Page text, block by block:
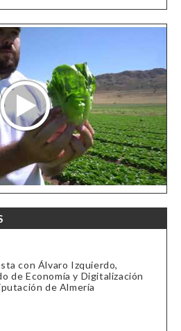
con Álvaro Izquierdo,
de Economía y Digitalización
de Almería